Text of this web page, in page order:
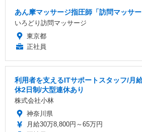
あん摩マッサージ指圧師「訪問マッサ
いろどり訪問マッサージ
東京都
正社員
利用者を支えるITサポートスタッフ/月
休2日制/大型連休あり
株式会社小林
神奈川県
月給30万8,800円～65万円